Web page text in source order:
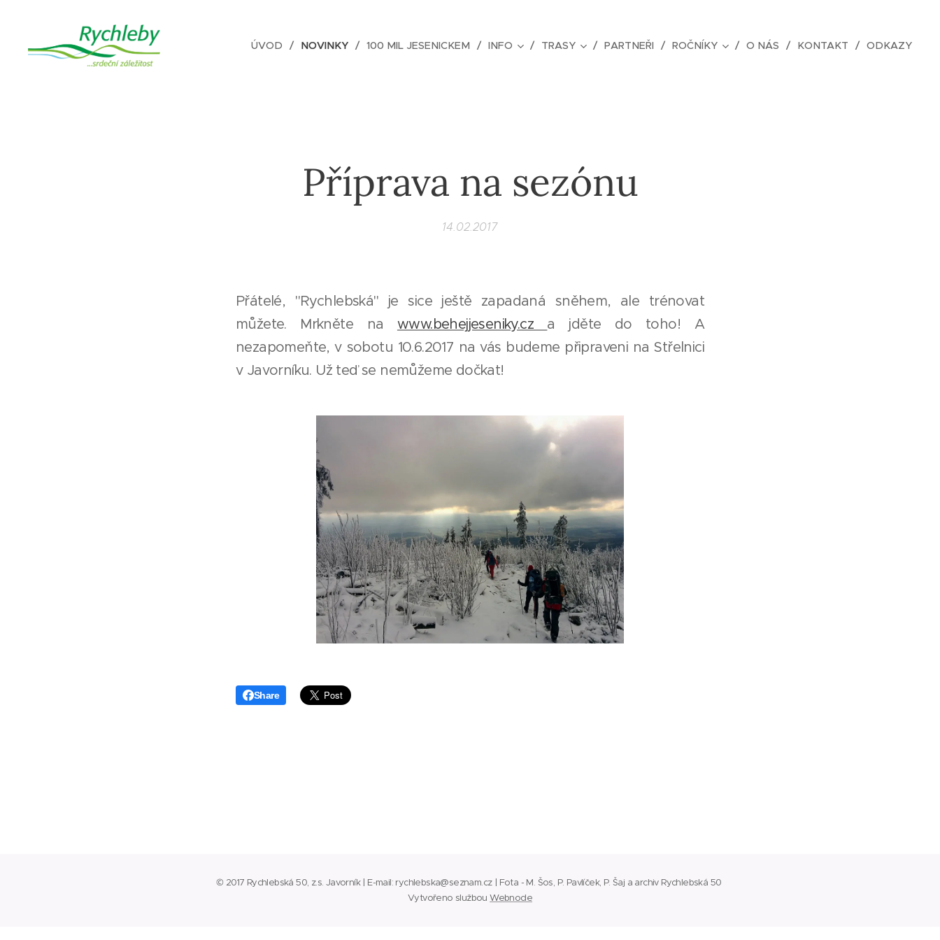
ÚVOD NOVINKY 100 MIL JESENICKEM INFO TRASY PARTNEŘI ROČNÍKY O NÁS KONTAKT ODKAZY
Příprava na sezónu
14.02.2017
Přátelé, "Rychlebská" je sice ještě zapadaná sněhem, ale trénovat
můžete. Mrkněte na www.behejjeseniky.cz a jděte do toho! A
nezapomeňte, v sobotu 10.6.2017 na vás budeme připraveni na Střelnici
v Javorníku. Už teď se nemůžeme dočkat!
Share
© 2017 Rychlebská 50, z.s. Javorník | E-mail: rychlebska@seznam.cz | Fota - M. Šos, P. Pavlíček, P. Šaj a archiv Rychlebská 50
Vytvořeno službouWebnode